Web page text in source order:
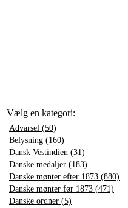
Vælg en kategori:
Advarsel (50)
Belysning (160)
Dansk Vestindien (31)
Danske medaljer (183)
Danske mønter efter 1873 (880)
Danske mønter før 1873 (471)
Danske ordner (5)